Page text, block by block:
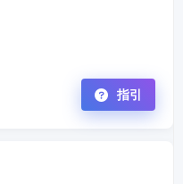
指引